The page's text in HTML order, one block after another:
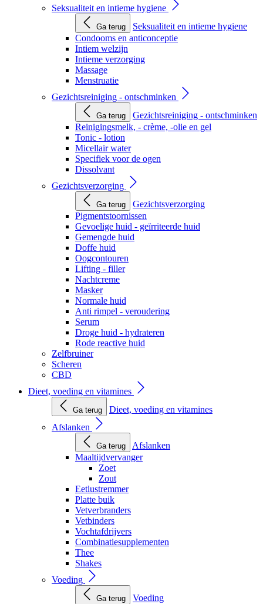
Seksualiteit en intieme hygiene
Ga terug
Seksualiteit en intieme hygiene
Condooms en anticonceptie
Intiem welzijn
Intieme verzorging
Massage
Menstruatie
Gezichtsreiniging - ontschminken
Ga terug
Gezichtsreiniging - ontschminken
Reinigingsmelk, - crème, -olie en gel
Tonic - lotion
Micellair water
Specifiek voor de ogen
Dissolvant
Gezichtsverzorging
Ga terug
Gezichtsverzorging
Pigmentstoornissen
Gevoelige huid - geïrriteerde huid
Gemengde huid
Doffe huid
Oogcontouren
Lifting - filler
Nachtcreme
Masker
Normale huid
Anti rimpel - veroudering
Serum
Droge huid - hydrateren
Rode reactive huid
Zelfbruiner
Scheren
CBD
Dieet, voeding en vitamines
Ga terug
Dieet, voeding en vitamines
Afslanken
Ga terug
Afslanken
Maaltijdvervanger
Zoet
Zout
Eetlustremmer
Platte buik
Vetverbranders
Vetbinders
Vochtafdrijvers
Combinatiesupplementen
Thee
Shakes
Voeding
Ga terug
Voeding